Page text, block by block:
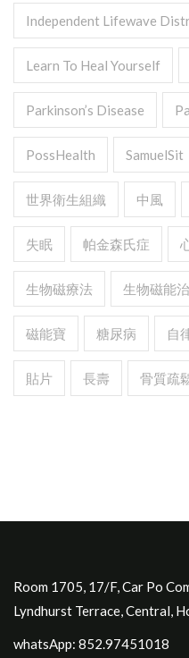
Independent Lifewave
Learn To Heal Yourself
Parkinson’s Disease
PossHealth SamuelSit
世界衛生組織 中風
失眠 帕金森氏症
生物磁療法 生物磁能
磁能寶 糖尿病 自
貼片 長壽 骨質疏
Room 1705, 17/F, Car Po
Lyndhurst Terrace, Central,
whatsApp: 852.97451018